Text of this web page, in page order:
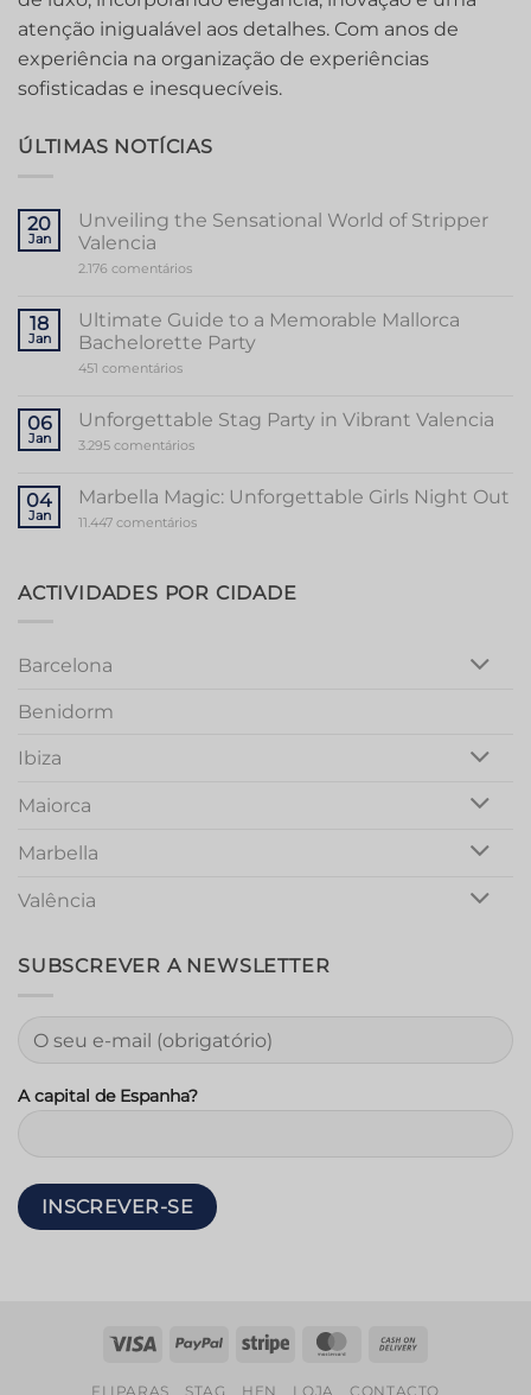
atenção inigualável aos detalhes. Com anos de
experiência na organização de experiências
sofisticadas e inesquecíveis.
ÚLTIMAS NOTÍCIAS
20
Jan
Unveiling the Sensational World of Stripper
Valencia
2.176 comentáriosem
Sensational
World
of
18
Jan
Ultimate Guide to a Memorable Mallorca
Bachelorette Party
451 comentáriosem
to
a
Memorable
Party
06
Jan
Unforgettable Stag Party in Vibrant Valencia
3.295 comentáriosem
Party
in
Vibrant
04
Jan
Marbella Magic: Unforgettable Girls Night Out
11.447 comentáriosem
Girls
Night
ACTIVIDADES POR CIDADE
Barcelona
Benidorm
Ibiza
Maiorca
Marbella
Valência
SUBSCREVER A NEWSLETTER
A capital de Espanha?
Visto PayPal Riscas MasterCard
FLIPARAS STAG HEN LOJA CONTACTO